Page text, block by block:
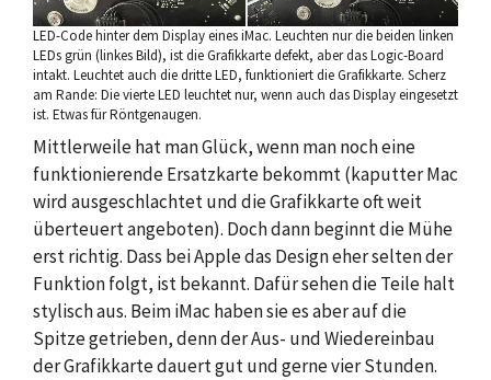
LED-Code hinter dem Display eines iMac. Leuchten nur die beiden linken
LEDs grün (linkes Bild), ist die Grafikkarte defekt, aber das Logic-Board
intakt. Leuchtet auch die dritte LED, funktioniert die Grafikkarte. Scherz
am Rande: Die vierte LED leuchtet nur, wenn auch das Display eingesetzt
ist. Etwas für Röntgenaugen.
Mittlerweile hat man Glück, wenn man noch eine
funktionierende Ersatzkarte bekommt (kaputter Mac
wird ausgeschlachtet und die Grafikkarte oft weit
überteuert angeboten). Doch dann beginnt die Mühe
erst richtig. Dass bei Apple das Design eher selten der
Funktion folgt, ist bekannt. Dafür sehen die Teile halt
stylisch aus. Beim iMac haben sie es aber auf die
Spitze getrieben, denn der Aus- und Wiedereinbau
der Grafikkarte dauert gut und gerne vier Stunden.